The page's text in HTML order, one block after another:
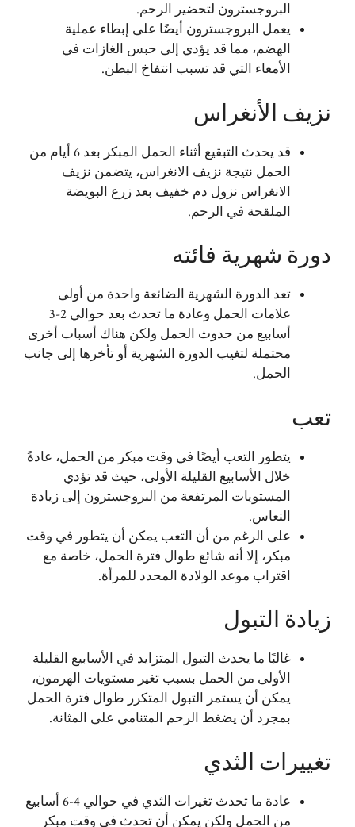
البروجسترون لتحضير الرحم.
يعمل البروجسترون أيضًا على إبطاء عملية
الهضم، مما قد يؤدي إلى حبس الغازات في
الأمعاء التي قد تسبب انتفاخ البطن.
نزيف الأنغراس
قد يحدث التبقيع أثناء الحمل المبكر بعد 6 أيام من
الحمل نتيجة نزيف الانغراس، يتضمن نزيف
الانغراس نزول دم خفيف بعد زرع البويضة
الملقحة في الرحم.
دورة شهرية فائته
تعد الدورة الشهرية الضائعة واحدة من أولى
علامات الحمل وعادة ما تحدث بعد حوالي 2-3
أسابيع من حدوث الحمل ولكن هناك أسباب أخرى
محتملة لتغيب الدورة الشهرية أو تأخرها إلى جانب
الحمل.
تعب
يتطور التعب أيضًا في وقت مبكر من الحمل، عادةً
خلال الأسابيع القليلة الأولى، حيث قد تؤدي
المستويات المرتفعة من البروجسترون إلى زيادة
النعاس.
على الرغم من أن التعب يمكن أن يتطور في وقت
مبكر، إلا أنه شائع طوال فترة الحمل، خاصة مع
اقتراب موعد الولادة المحدد للمرأة.
زيادة التبول
غالبًا ما يحدث التبول المتزايد في الأسابيع القليلة
الأولى من الحمل بسبب تغير مستويات الهرمون،
يمكن أن يستمر التبول المتكرر طوال فترة الحمل
بمجرد أن يضغط الرحم المتنامي على المثانة.
تغييرات الثدي
عادة ما تحدث تغيرات الثدي في حوالي 4-6 أسابيع
من الحمل ولكن يمكن أن تحدث في وقت مبكر